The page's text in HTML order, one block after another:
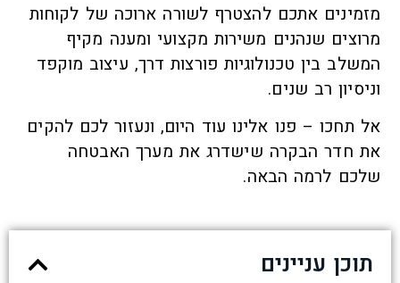
מזמינים אתכם להצטרף לשורה ארוכה של לקוחות
מרוצים שנהנים משירות מקצועי ומענה מקיף
המשלב בין טכנולוגיות פורצות דרך, עיצוב מוקפד
וניסיון רב שנים.
אל תחכו – פנו אלינו עוד היום, ונעזור לכם להקים
את חדר הבקרה שישדרג את מערך האבטחה
שלכם לרמה הבאה.
תוכן עניינים